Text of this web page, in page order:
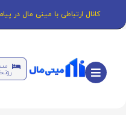
کانال ارتباطی با مینی مال در